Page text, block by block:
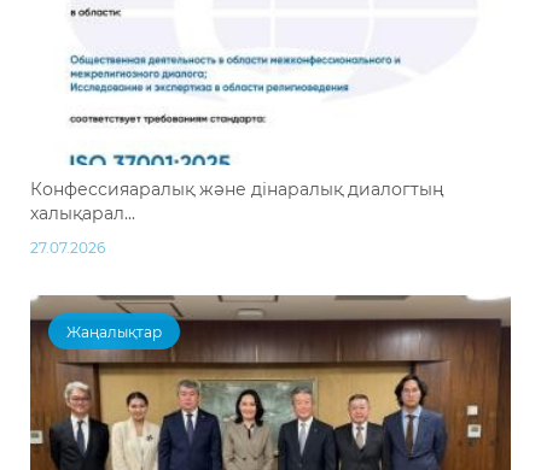
Конфессияаралық және дінаралық диалогтың
халықарал...
27.07.2026
Жаңалықтар